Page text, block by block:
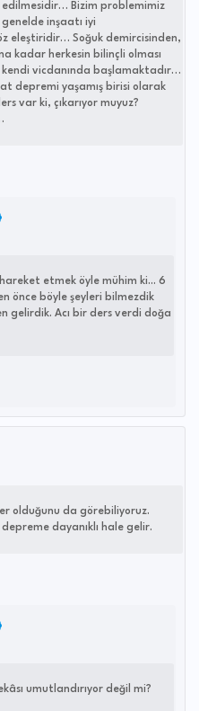
Bizim problemimiz
inşaatı iyi
eleştiridir… Soğuk demircisinden,
kadar herkesin bilinçli olması
vicdanında başlamaktadır…
depremi yaşamış birisi olarak
var ki, çıkarıyor muyuz?
etmek öyle mühim ki... 6
önce böyle şeyleri bilmezdik
gelirdik. Acı bir ders verdi doğa
olduğunu da görebiliyoruz.
dayanıklı hale gelir.
umutlandırıyor değil mi?